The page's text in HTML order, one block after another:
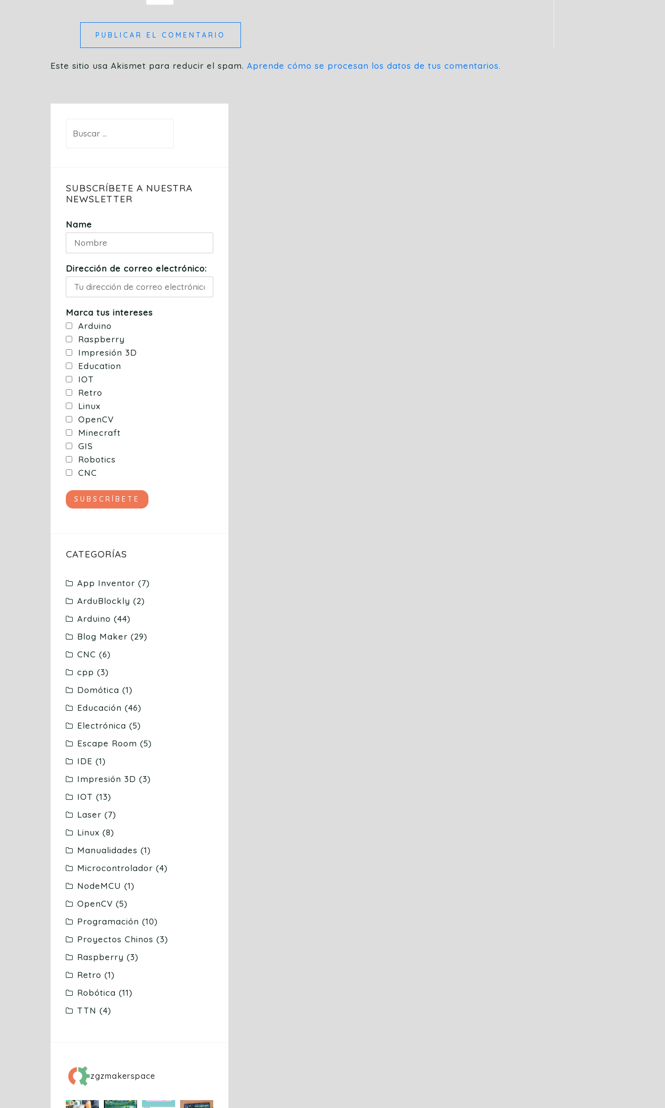
Este sitio usa Akismet para reducir el spam. Aprende cómo se procesan los datos de tus comentarios.
SUBSCRÍBETE A NUESTRA
NEWSLETTER
Name
Dirección de correo electrónico:
Marca tus intereses
Arduino
Raspberry
Impresión 3D
Education
IOT
Retro
Linux
OpenCV
Minecraft
GIS
Robotics
CNC
CATEGORÍAS
App Inventor (7)
ArduBlockly (2)
Arduino (44)
Blog Maker (29)
CNC (6)
cpp (3)
Domótica (1)
Educación (46)
Electrónica (5)
Escape Room (5)
IDE (1)
Impresión 3D (3)
IOT (13)
Laser (7)
Linux (8)
Manualidades (1)
Microcontrolador (4)
NodeMCU (1)
OpenCV (5)
Programación (10)
Proyectos Chinos (3)
Raspberry (3)
Retro (1)
Robótica (11)
TTN (4)
zgzmakerspace